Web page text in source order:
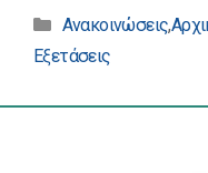
Κατηγορίες
Ανακοινώσεις,
Εξετάσεις